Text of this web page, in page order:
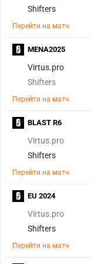
Shifters
Перейти на матч
Virtus.pro
Shifters
Перейти на матч
MENA2025
Virtus.pro
Shifters
Перейти на матч
BLAST R6
Virtus.pro
Shifters
Перейти на матч
EU 2024